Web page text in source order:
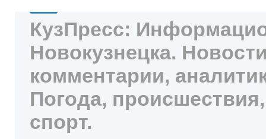
КузПресс:
Новокузнецка.
комментарии,
Погода,
спорт.